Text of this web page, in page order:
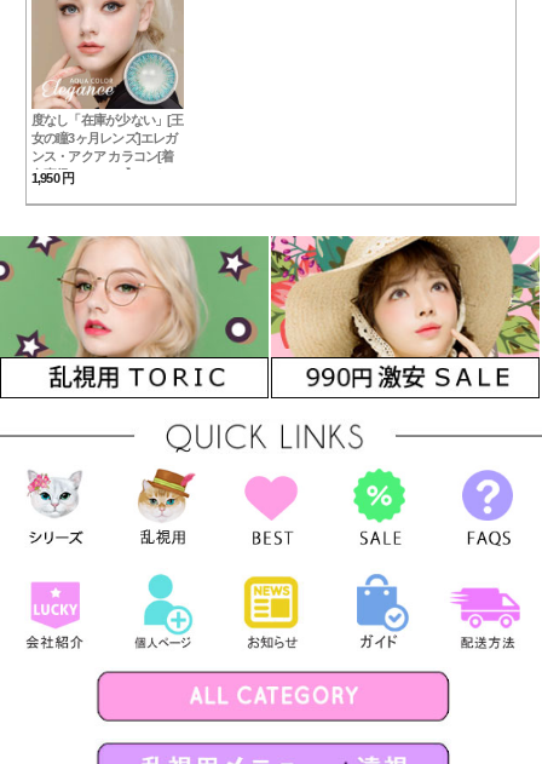
度なし「在庫が少ない」[王
女の瞳3ヶ月レンズ]エレガ
ンス・アクア カラコン[着
色直径：12.8mm】UVカッ
Elegance Aqua
1,950 円